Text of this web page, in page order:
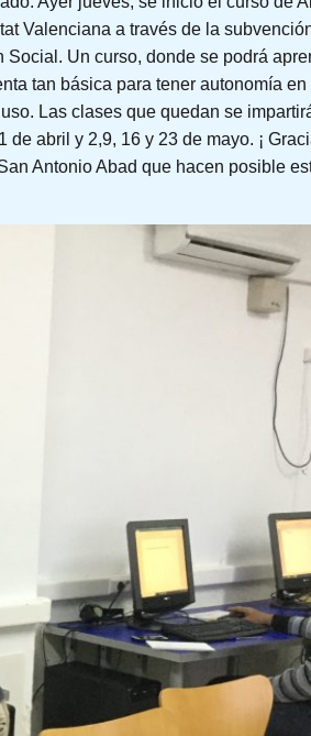
Valenciana a través de la
Un curso, donde se podrá
tan básica para tener autonomía
Las clases que quedan se
abril y 2,9, 16 y 23 de mayo. ¡
Antonio Abad que hacen posible